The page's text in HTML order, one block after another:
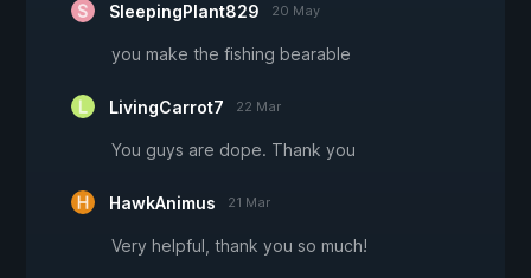
SleepingPlant829 20 May
you make the fishing bearable
LivingCarrot7 22 Mar
You guys are dope. Thank you
HawkAnimus 21 Mar
Very helpful, thank you so much!